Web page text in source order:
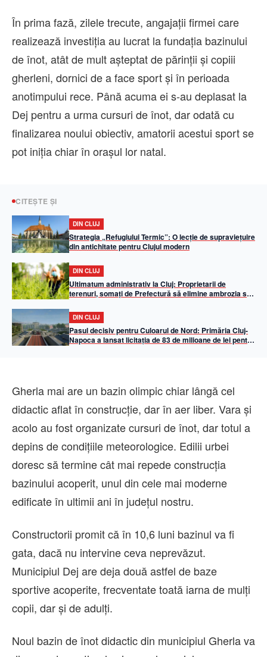
În prima fază, zilele trecute, angajații firmei care
realizează investiția au lucrat la fundația bazinului
de înot, atât de mult așteptat de părinții și copiii
gherleni, dornici de a face sport și în perioada
anotimpului rece. Până acuma ei s-au deplasat la
Dej pentru a urma cursuri de înot, dar odată cu
finalizarea noului obiectiv, amatorii acestui sport se
pot iniția chiar în orașul lor natal.
CITEȘTE ȘI
DIN CLUJ
Strategia „Refugiului Termic”: O lecție de supraviețuire
din antichitate pentru Clujul modern
DIN CLUJ
Ultimatum administrativ la Cluj: Proprietarii de
terenuri, somați de Prefectură să elimine ambrozia sub
DIN CLUJ
Pasul decisiv pentru Culoarul de Nord: Primăria Cluj-
Napoca a lansat licitația de 83 de milioane de lei pentru
Gherla mai are un bazin olimpic chiar lângă cel
didactic aflat în construcție, dar în aer liber. Vara și
acolo au fost organizate cursuri de înot, dar totul a
depins de condițiile meteorologice. Edilii urbei
doresc să termine cât mai repede construcția
bazinului acoperit, unul din cele mai moderne
edificate în ultimii ani în județul nostru.
Constructorii promit că în 10,6 luni bazinul va fi
gata, dacă nu intervine ceva neprevăzut.
Municipiul Dej are deja două astfel de baze
sportive acoperite, frecventate toată iarna de mulți
copii, dar și de adulți.
Noul bazin de înot didactic din municipiul Gherla va